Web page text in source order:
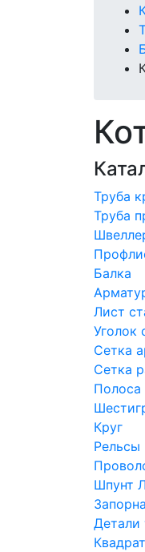
Труба
Труба
Балка
Лист
Уголок
Сетка
Сетка
Полоса
Круг
Рельсы
Шпунт
Детали
Квадрат